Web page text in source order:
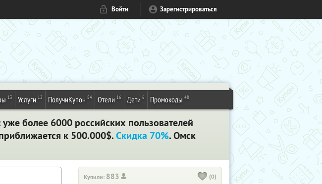
Войти Зарегистрироваться
13 Услуги 12 ПолучиКупон 84 Отели 16 Дети 6 Промокоды 48
более 6000 российских пользователей
к 500.000$.Скидка 70%. Омск
Купили: 883 (0)